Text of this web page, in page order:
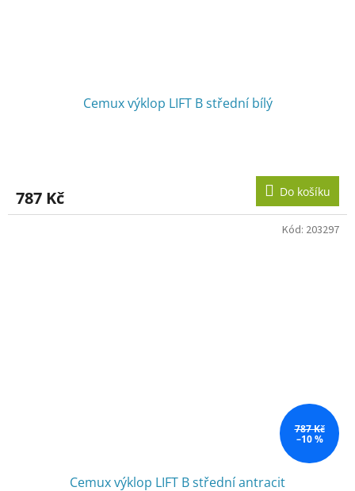
Cemux výklop LIFT B střední bílý
787 Kč Do košíku
787 Kč
–10 %
Cemux výklop LIFT B střední antracit
Kód: 203297